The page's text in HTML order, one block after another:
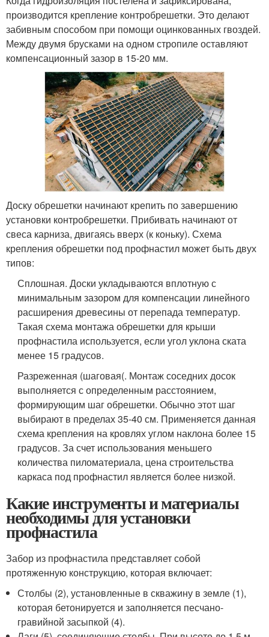
производится крепление контробрешетки. Это делают
забивным способом при помощи оцинкованных гвоздей.
Между двумя брусками на одном стропиле оставляют
компенсационный зазор в 15-20 мм.
Доску обрешетки начинают крепить по завершению
установки контробрешетки. Прибивать начинают от
свеса карниза, двигаясь вверх (к коньку). Схема
крепления обрешетки под профнастил может быть двух
типов:
Сплошная. Доски укладываются вплотную с
минимальным зазором для компенсации линейного
расширения древесины от перепада температур.
Такая схема монтажа обрешетки для крыши
профнастила используется, если угол уклона ската
менее 15 градусов.
Разреженная (шаговая(. Монтаж соседних досок
выполняется с определенным расстоянием,
формирующим шаг обрешетки. Обычно этот шаг
выбирают в пределах 35-40 см. Применяется данная
схема крепления на кровлях углом наклона более 15
градусов. За счет использования меньшего
количества пиломатериала, цена строительства
каркаса под профнастил является более низкой.
Какие инструменты и материалы
необходимы для установки
профнастила
Забор из профнастила представляет собой
протяженную конструкцию, которая включает:
Столбы (2), установленные в скважину в земле (1),
которая бетонируется и заполняется песчано-
гравийной засыпкой (4).